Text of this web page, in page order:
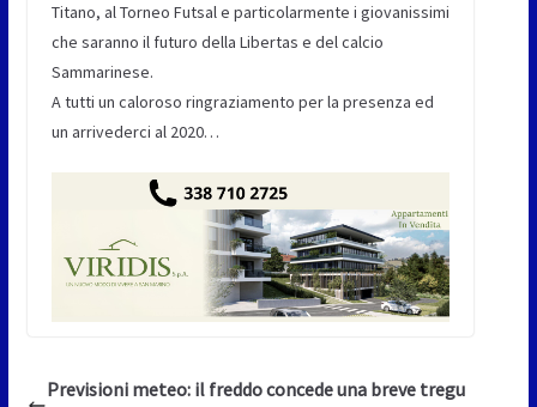
Titano, al Torneo Futsal e particolarmente i giovanissimi
che saranno il futuro della Libertas e del calcio
Sammarinese.
A tutti un caloroso ringraziamento per la presenza ed
un arrivederci al 2020…
Previsioni meteo: il freddo concede una breve tregu